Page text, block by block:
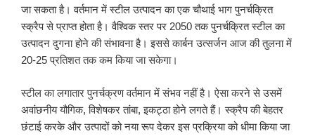
जा सकता है। वर्तमान में स्टील उत्पादन का एक चौथाई भाग पुनर्चक्रित
स्क्रैप से प्राप्त होता है। वैश्विक स्तर पर 2050 तक पुनर्चक्रित स्टील का
उत्पादन दुगना होने की संभावना है। इससे कार्बन उत्सर्जन आज की तुलना में
20-25 प्रतिशत तक कम किया जा सकेगा।
स्टील का लगातार पुनर्चक्रण वर्तमान में संभव नहीं है। ऐसा करने से उसमें
अवांछनीय यौगिक, विशेषकर तांबा, इकट्ठा होने लगते हैं। स्क्रैप की बेहतर
छंटाई करके और उत्पादों को नया रूप देकर इस प्रक्रिया को धीमा किया जा